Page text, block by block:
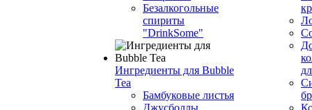
Безалкогольные
спириты
"DrinkSome"
Ингредиенты для Bubble
Tea
Бамбуковые листья
Джусболлы